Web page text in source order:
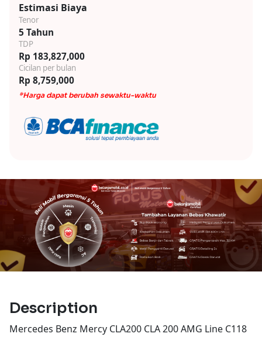
Estimasi Biaya
Tenor
5 Tahun
TDP
Rp 183,827,000
Cicilan per bulan
Rp 8,759,000
*Harga dapat berubah sewaktu-waktu
Description
Mercedes Benz Mercy CLA200 CLA 200 AMG Line C118